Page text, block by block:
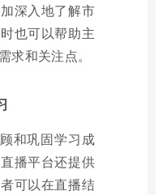
深入地了解市
也可以帮助主
求和关注点。
和巩固学习成
播平台还提供
可以在直播结